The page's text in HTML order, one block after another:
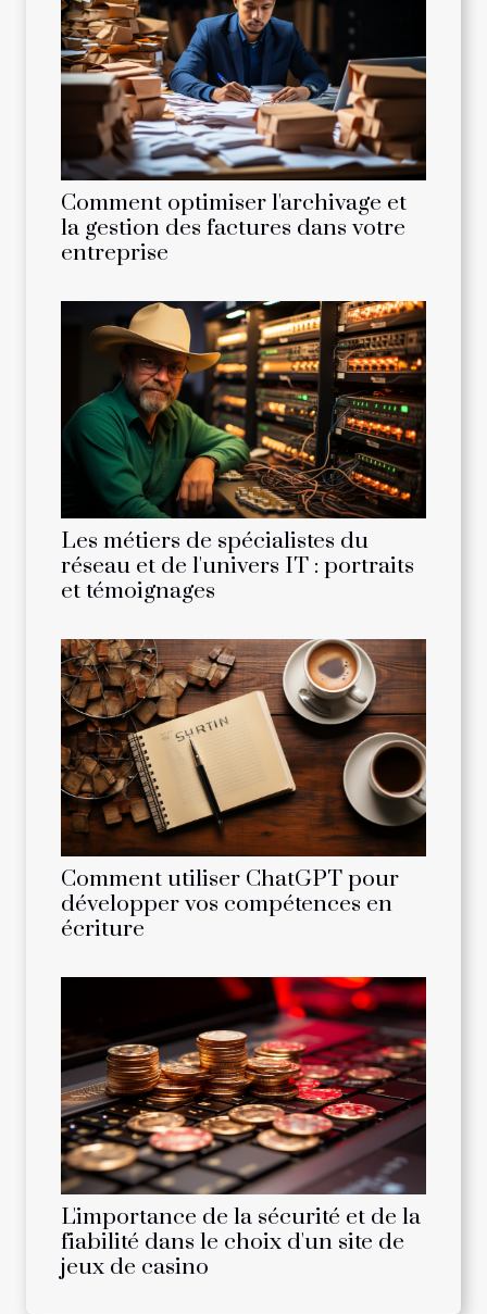
Comment optimiser l'archivage et
la gestion des factures dans votre
entreprise
Les métiers de spécialistes du
réseau et de l'univers IT : portraits
et témoignages
Comment utiliser ChatGPT pour
développer vos compétences en
écriture
L'importance de la sécurité et de la
fiabilité dans le choix d'un site de
jeux de casino